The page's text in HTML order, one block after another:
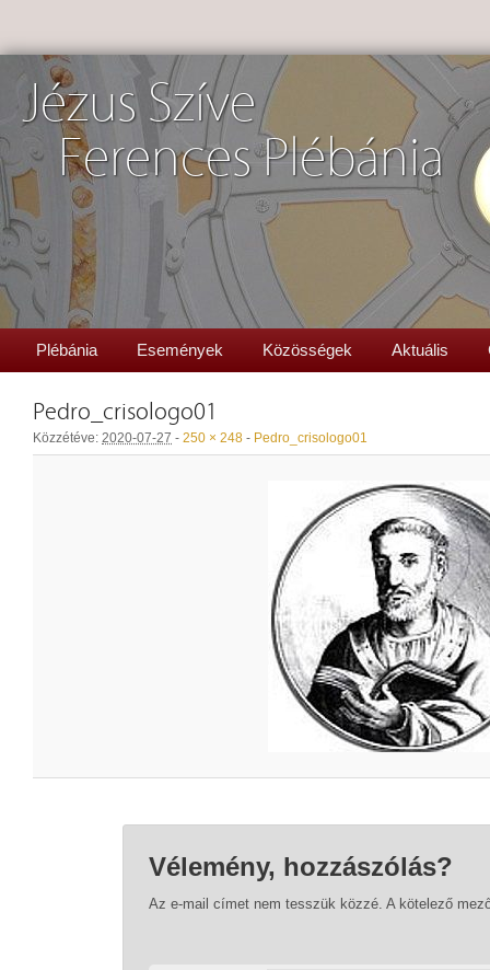
Jézus Szíve
Ferences Plébánia
Plébánia Események Közösségek Aktuális
Pedro_crisologo01
Közzétéve: 2020-07-27 - 250 × 248 - Pedro_crisologo01
Vélemény, hozzászólás?
Az e-mail címet nem tesszük közzé. A kötelező